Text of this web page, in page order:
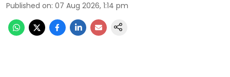
Published on: 07 Aug 2026, 1:14 pm